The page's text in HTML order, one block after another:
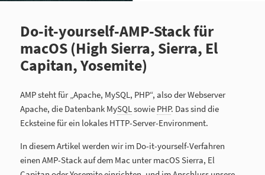
Do-it-yourself-AMP-Stack für
macOS (High Sierra, Sierra, El
Capitan, Yosemite)
AMPsteht für „Apache, MySQL, PHP“, also der Webserver
Apache, die Datenbank MySQLsowie PHP. Das sind die
Ecksteine für ein lokales HTTP-Server-Environment.
In diesem Artikel werden wir im Do-it-yourself-Verfahren
einen AMP-Stack auf dem Mac unter macOS Sierra, El